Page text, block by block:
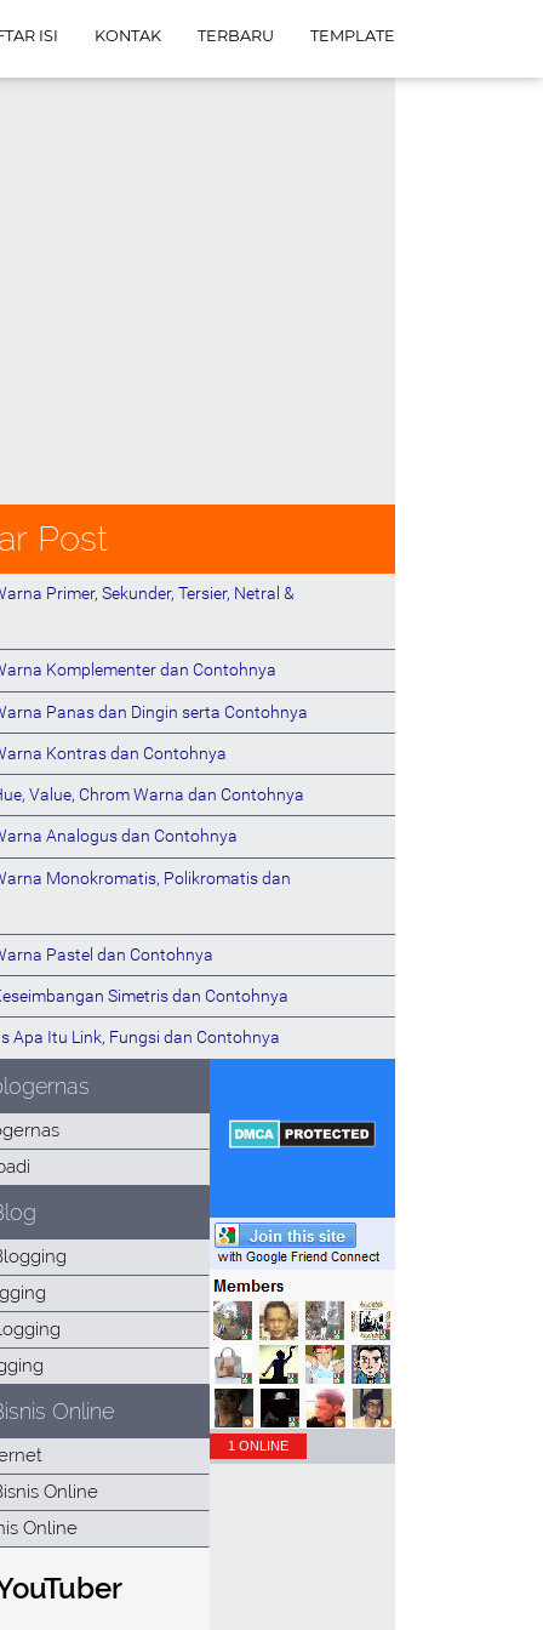
ISI KONTAK TERBARU TEMPLATE
Post
Primer, Sekunder, Tersier, Netral &
Komplementer dan Contohnya
Panas dan Dingin serta Contohnya
Kontras dan Contohnya
Value, Chrom Warna dan Contohnya
Analogus dan Contohnya
Monokromatis, Polikromatis dan
Pastel dan Contohnya
Simetris dan Contohnya
Apa Itu Link, Fungsi dan Contohnya
Online
1 ONLINE